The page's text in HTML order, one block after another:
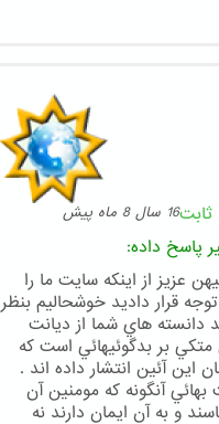
ثابت16 سال 8 ماه پیش
پاسخ داده:
عزيز از اينكه سايت ما را
قرار داديد خوشحاليم بنظر
دانسته هاي شما از ديانت
متكي بر بدگوئيهائي است كه
اين آئين انتشار داده اند .
بهائي آنگونه كه مومنين آن
و به آن ايمان دارند نه